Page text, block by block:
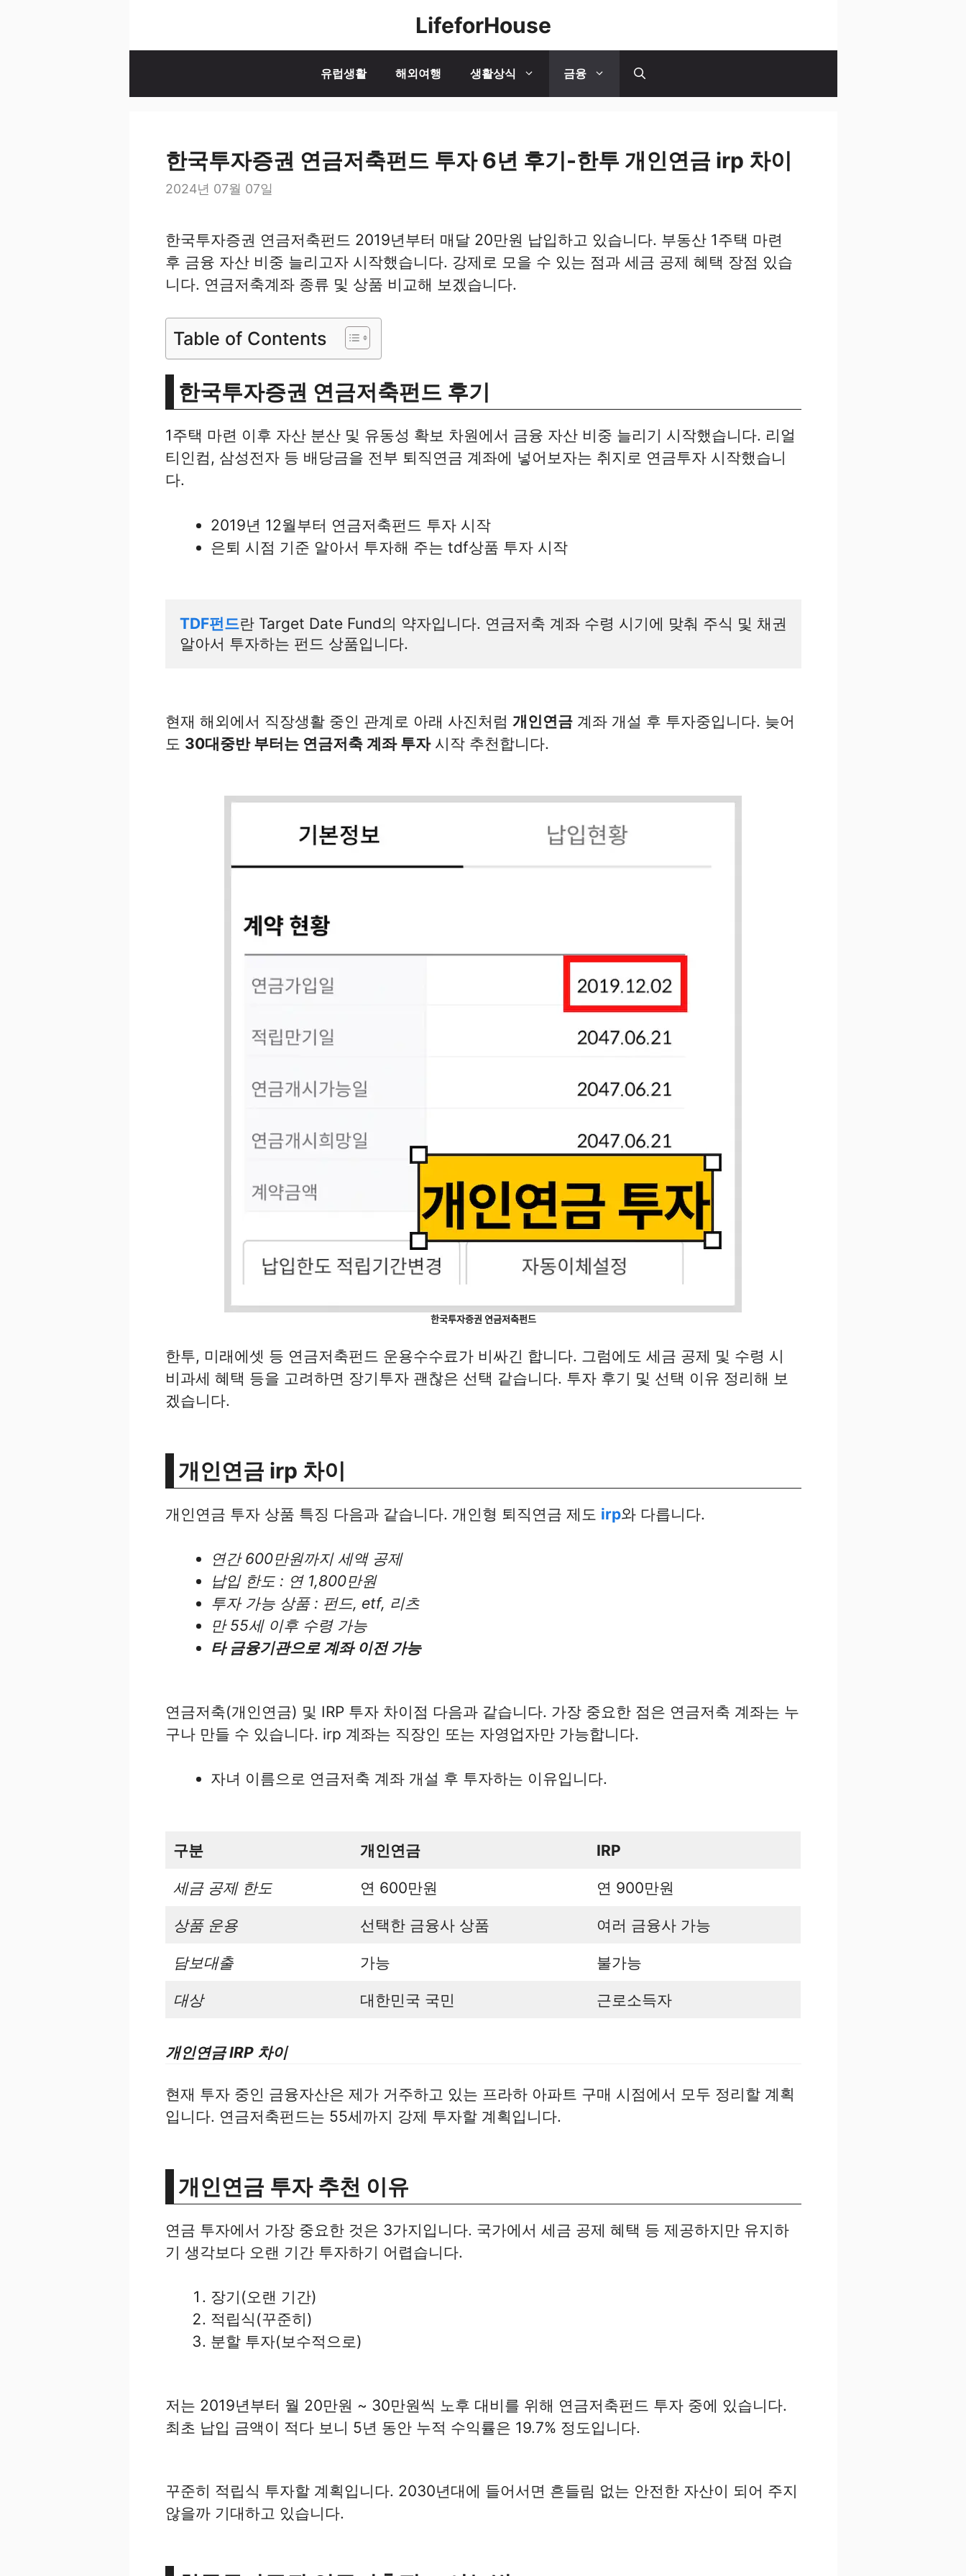
LifeforHouse
유럽생활 해외여행 생활상식 금융
한국투자증권 연금저축펀드 투자 6년 후기-한투 개인연금 irp 차이
2024년 07월 07일
한국투자증권 연금저축펀드 2019년부터 매달 20만원 납입하고 있습니다. 부동산 1주택 마련
후 금융 자산 비중 늘리고자 시작했습니다. 강제로 모을 수 있는 점과 세금 공제 혜택 장점 있습
니다. 연금저축계좌 종류 및 상품 비교해 보겠습니다.
Table of Contents
한국투자증권 연금저축펀드 후기
1주택 마련 이후 자산 분산 및 유동성 확보 차원에서 금융 자산 비중 늘리기 시작했습니다. 리얼
티인컴, 삼성전자 등 배당금을 전부 퇴직연금 계좌에 넣어보자는 취지로 연금투자 시작했습니
다.
2019년 12월부터 연금저축펀드 투자 시작
은퇴 시점 기준 알아서 투자해 주는 tdf상품 투자 시작
TDF펀드란 Target Date Fund의 약자입니다. 연금저축 계좌 수령 시기에 맞춰 주식 및 채권
알아서 투자하는 펀드 상품입니다.
현재 해외에서 직장생활 중인 관계로 아래 사진처럼 개인연금계좌 개설 후 투자중입니다. 늦어
도 30대중반 부터는 연금저축 계좌 투자시작 추천합니다.
한국투자증권 연금저축펀드
한투, 미래에셋 등 연금저축펀드 운용수수료가 비싸긴 합니다. 그럼에도 세금 공제 및 수령 시
비과세 혜택 등을 고려하면 장기투자 괜찮은 선택 같습니다. 투자 후기 및 선택 이유 정리해 보
겠습니다.
개인연금 irp 차이
개인연금 투자 상품 특징 다음과 같습니다. 개인형 퇴직연금 제도 irp와 다릅니다.
연간 600만원까지 세액 공제
납입 한도 : 연 1,800만원
투자 가능 상품 : 펀드, etf, 리츠
만 55세 이후 수령 가능
타 금융기관으로 계좌 이전 가능
연금저축(개인연금) 및 IRP 투자 차이점 다음과 같습니다. 가장 중요한 점은 연금저축 계좌는 누
구나 만들 수 있습니다. irp 계좌는 직장인 또는 자영업자만 가능합니다.
자녀 이름으로 연금저축 계좌 개설 후 투자하는 이유입니다.
구분 개인연금 IRP
세금 공제 한도 연 600만원 연 900만원
상품 운용 선택한 금융사 상품 여러 금융사 가능
담보대출 가능 불가능
대상 대한민국 국민 근로소득자
개인연금 IRP 차이
현재 투자 중인 금융자산은 제가 거주하고 있는 프라하 아파트 구매 시점에서 모두 정리할 계획
입니다. 연금저축펀드는 55세까지 강제 투자할 계획입니다.
개인연금 투자 추천 이유
연금 투자에서 가장 중요한 것은 3가지입니다. 국가에서 세금 공제 혜택 등 제공하지만 유지하
기 생각보다 오랜 기간 투자하기 어렵습니다.
장기(오랜 기간)
적립식(꾸준히)
분할 투자(보수적으로)
저는 2019년부터 월 20만원 ~ 30만원씩 노후 대비를 위해 연금저축펀드 투자 중에 있습니다.
최초 납입 금액이 적다 보니 5년 동안 누적 수익률은 19.7% 정도입니다.
꾸준히 적립식 투자할 계획입니다. 2030년대에 들어서면 흔들림 없는 안전한 자산이 되어 주지
않을까 기대하고 있습니다.